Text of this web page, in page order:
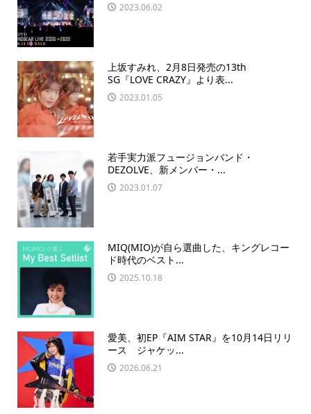
2023.06.02
上坂すみれ、2月8日発売の13th
SG『LOVE CRAZY』より表...
2023.01.05
若手実力派フュージョンバンド・
DEZOLVE、新メンバー・...
2023.01.07
MIQ(MIO)が自ら選曲した、キングレコー
ド時代のベスト...
2025.10.18
愛美、初EP『AIM STAR』を10月14日リリ
ース ジャケッ...
2026.06.21